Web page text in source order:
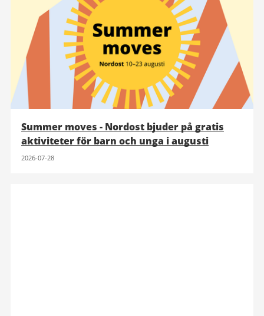
Summer moves - Nordost bjuder på gratis
aktiviteter för barn och unga i augusti
2026-07-28